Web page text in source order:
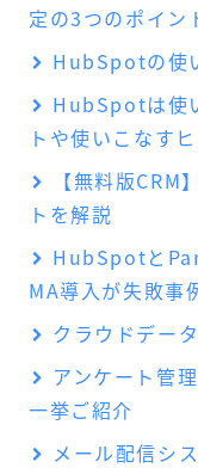
定の3つのポイン
HubSpotの使
HubSpotは使
トや使いこなす
【無料版
トを解説
HubSpotと
MA導入が失敗事
クラウドデー
アンケート管
一挙ご紹介
メール配信シ